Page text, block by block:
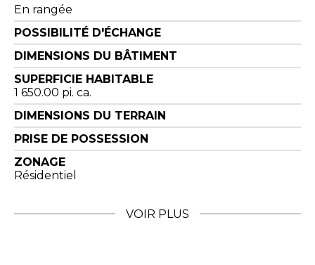
En rangée
POSSIBILITÉ D'ÉCHANGE
DIMENSIONS DU BÂTIMENT
SUPERFICIE HABITABLE
1 650.00 pi. ca.
DIMENSIONS DU TERRAIN
PRISE DE POSSESSION
ZONAGE
Résidentiel
VOIR PLUS